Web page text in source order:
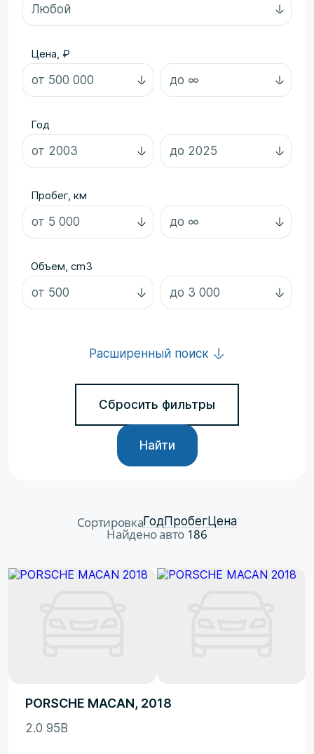
Цена, ₽
Год
Пробег, км
Объем, cm3
Расширенный поиск
Сбросить фильтры
Найти
СортировкаГодПробегЦена
Найдено авто 186
PORSCHE MACAN, 2018
2.0 95B